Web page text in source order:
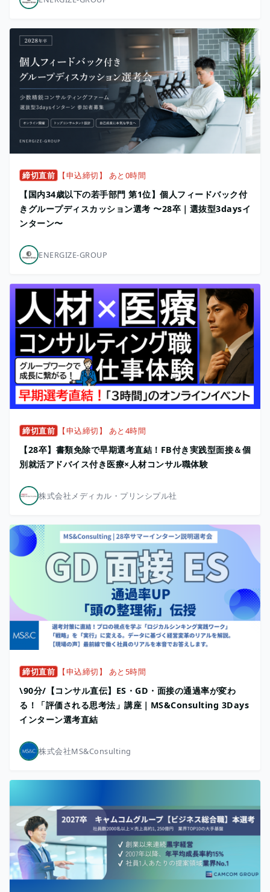
締切直前 【申込締切】 あと0時間
【国内34歳以下の若手部門 第1位】個人フィードバック付
きグループディスカッション選考 〜28卒｜選抜型3daysイ
ンターン〜
ENERGIZE-GROUP
締切直前 【申込締切】 あと4時間
【28卒】書類免除で早期選考直結！FB付き実践型面接＆個
別就活アドバイス付き医療×人材コンサル職体験
株式会社メディカル・プリンシプル社
締切直前 【申込締切】 あと5時間
\90分/【コンサル直伝】ES・GD・面接の通過率が変わ
る！「評価される思考法」講座｜MS&Consulting 3Days
インターン選考直結
株式会社MS&Consulting